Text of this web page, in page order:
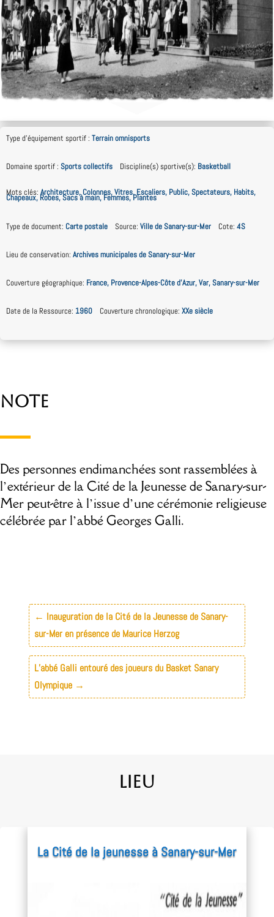
Type d'équipement sportif : Terrain omnisports
Domaine sportif : Sports collectifs Discipline(s) sportive(s): Basketball
Mots clés: Architecture, Colonnes, Vitres, Escaliers, Public, Spectateurs, Habits,
Chapeaux, Robes, Sacs à main, Femmes, Plantes
Type de document: Carte postale Source: Ville de Sanary-sur-Mer Cote: 4S
Lieu de conservation: Archives municipales de Sanary-sur-Mer
Couverture géographique: France, Provence-Alpes-Côte d’Azur, Var, Sanary-sur-Mer
Date de la Ressource: 1960 Couverture chronologique: XXe siècle
Note
Des personnes endimanchées sont rassemblées à
l’extérieur de la Cité de la Jeunesse de Sanary-sur-
Mer peut-être à l’issue d’une cérémonie religieuse
célébrée par l’abbé Georges Galli.
← Inauguration de la Cité de la Jeunesse de Sanary-
sur-Mer en présence de Maurice Herzog
L’abbé Galli entouré des joueurs du Basket Sanary
Olympique→
Lieu
La Cité de la jeunesse à Sanary-sur-Mer